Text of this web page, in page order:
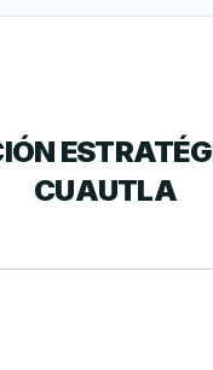
CUAUTLA